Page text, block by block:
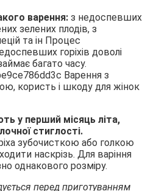
варення: з недоспевших
зелених плодів, з
та ін Процес
горіхів доволі
багато часу.
у перший місяць літа,
стиглості.
зубочисткою або голкою
наскрізь. Для варіння
однакового розміру.
перед приготуванням